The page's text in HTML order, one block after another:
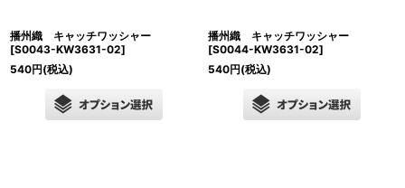
播州織 キャッチワッシャー
[S0043-KW3631-02]
540円(税込)
播州織 キャッチワッシャー
[S0044-KW3631-02]
540円(税込)